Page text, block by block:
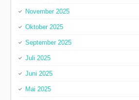
November 2025
Oktober 2025
September 2025
Juli 2025
Juni 2025
Mai 2025